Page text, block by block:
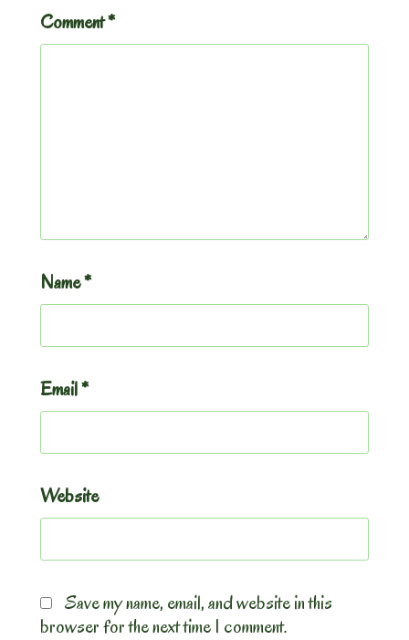
Comment*
Name*
Email*
Website
Save my name, email, and website in this
browser for the next time I comment.